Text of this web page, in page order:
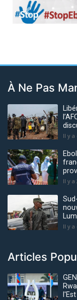
Previous
À Ne Pas
Il y
Il y a
Il y
Articles